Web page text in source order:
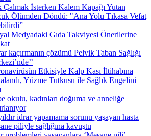
Çalmak İsterken Kalem Kapağı Yutan
Ölümden Döndü: "Ana Yolu Tıkasa Vefat
Medyadaki Gıda Takviyesi Önerilerine
kaçırmanın çözümü Pelvik Taban Sağlığı
Etkisiyle Kalp Kası İltihabına
Yüzme Tutkusu ile Sağlık Engelini
okulu, kadınları doğuma ve anneliğe
idrar yapamama sorunu yaşayan hasta
piliyle sağlığına kavuştu